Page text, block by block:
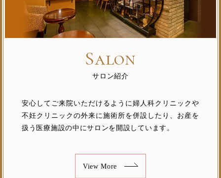
Salon
サロン紹介
安心してご来院いただけるように婦人科クリニックや
不妊クリニックの外来に施術所を併設したり、お産を
扱う医療施設の中にサロンを開設しています。
View More